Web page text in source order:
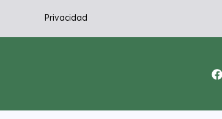
Privacidad